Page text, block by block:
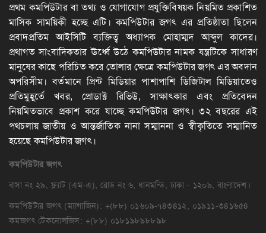
প্রথম কমপিউটার বা তথ্য ও যোগাযোগ প্রযুক্তিবিষয়ক নিয়মিত প্রকাশিত
মাসিক সাময়িকী হচ্ছে এটি। কমপিউটার জগৎ এর প্রতিষ্ঠাতা ছিলেন
প্রবাদপ্রতিম আইসিটি ব্যক্তিত্ব অধ্যাপক মোহাম্মদ আব্দুল কাদের।
প্রথাগত সাংবাদিকতার ঊর্ধ্বে উঠে কমপিউটার নামক যন্ত্রটিকে সাধারণ
মানুষের কাছে পরিচিত করে তোলার ক্ষেত্রে কমপিউটার জগৎ এর অবদান
অপরিসীম। বর্তমানে প্রিন্ট মিডিয়ার পাশাপাশি ডিজিটাল মিডিয়াতেও
প্রতিমুহূর্তে খবর, প্রোডাক্ট রিভিউ, সাক্ষাৎকার এবং প্রতিবেদন
নিয়মিতভাবে প্রকাশ করে যাচ্ছে কমপিউটার জগৎ। ৩২ বছরের এই
পথচলায় জাতীয় ও আন্তর্জাতিক নানা সম্মাননা ও স্বীকৃতিতে সম্মানিত
হয়েছে কমপিউটার জগৎ।
কমপিউটারজগৎ
বাসা নং ২৯, ফ্ল্যাট (এম-এ), রোড নং ৬, ধানমন্ডি, ঢাকা - ১২০৯, বাংলাদেশ।
কমপিউটার জগৎ (ম্যাগাজিন): +(৮৮) ০১৬০৯-৭৪৩৪১২, ০১৯১১-৩৪১৬৫৪
কমজগৎ টেকনোলজিস: +(৮৮) ০১৮১৯৮৯৮৮৯৮